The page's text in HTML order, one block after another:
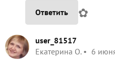
Ответить ✿
user_81517
Екатерина О.
6